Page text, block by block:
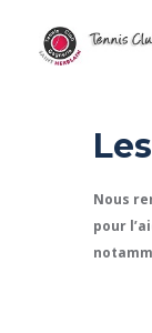
Nous
pour